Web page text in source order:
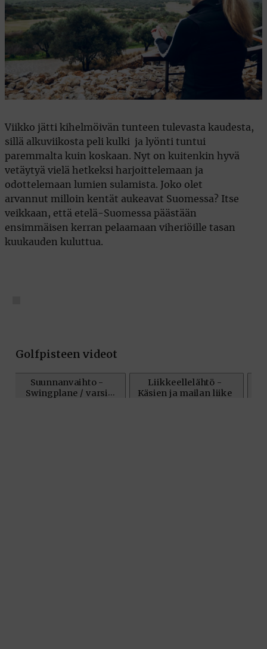
Viikko jätti kihelmöivän tunteen tulevasta kaudesta,
sillä alkuviikosta peli kulki ja lyönti tuntui
paremmalta kuin koskaan. Nyt on kuitenkin hyvä
vetäytyä vielä hetkeksi harjoittelemaan ja
odottelemaan lumien sulamista. Joko olet
arvannut milloin kentät aukeavat Suomessa? Itse
veikkaan, että etelä-Suomessa päästään
ensimmäisen kerran pelaamaan viheriöille tasan
kuukauden kuluttua.